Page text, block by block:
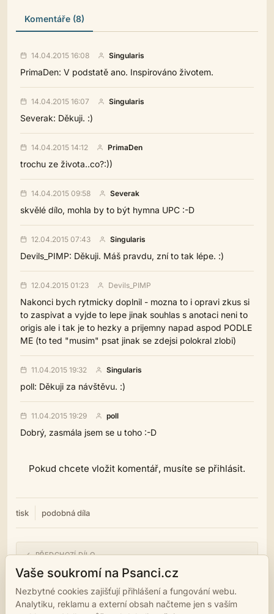
Komentáře (8)
14.04.2015 16:08 Singularis
PrimaDen: V podstatě ano. Inspirováno životem.
14.04.2015 16:07 Singularis
Severak: Děkuji. :)
14.04.2015 14:12 PrimaDen
trochu ze života..co?:))
14.04.2015 09:58 Severak
skvělé dílo, mohla by to být hymna UPC :-D
12.04.2015 07:43 Singularis
Devils_PIMP: Děkuji. Máš pravdu, zní to tak lépe. :)
12.04.2015 01:23 Devils_PIMP
Nakonci bych rytmicky doplnil - mozna to i opravi zkus si
to zaspivat a vyjde to lepe jinak souhlas s anotaci neni to
origis ale i tak je to hezky a prijemny napad aspod PODLE
ME (to ted "musim" psat jinak se zdejsi polokral zlobi)
11.04.2015 19:32 Singularis
poll: Děkuji za návštěvu. :)
11.04.2015 19:29 poll
Dobrý, zasmála jsem se u toho :-D
Pokud chcete vložit komentář, musíte se přihlásit.
tisk podobná díla
← PŘEDCHOZÍ DÍLO
Ďábel a Markéta
NÁSLEDUJÍCÍ DÍLO →
Vaše soukromí na Psanci.cz
Nezbytné cookies zajišťují přihlášení a fungování webu.
Analytiku, reklamu a externí obsah načteme jen s vaším